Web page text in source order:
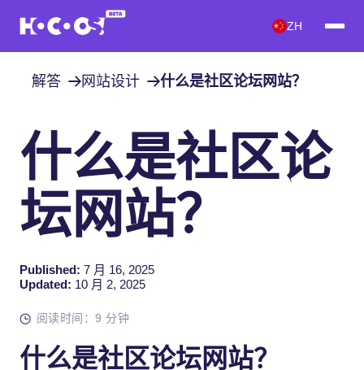
ZH
解答 网站设计 什么是社区论坛网站？
什么是社区论
坛网站？
Published: 7 月 16, 2025
Updated: 10 月 2, 2025
阅读时间：9 分钟
什么是社区论坛网站？